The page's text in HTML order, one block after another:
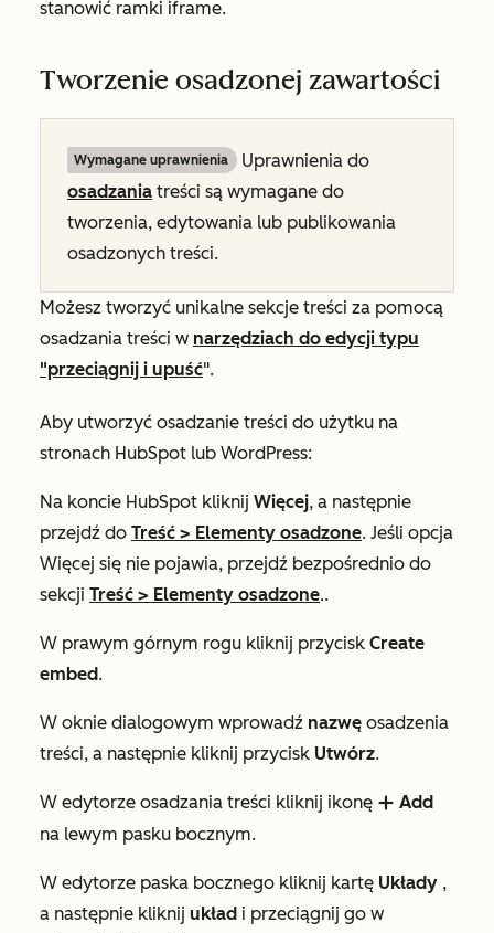
stanowić ramki iframe.
Tworzenie osadzonej zawartości
Wymagane uprawnienia
Uprawnienia do
osadzania treści są wymagane do
tworzenia, edytowania lub publikowania
osadzonych treści.
Możesz tworzyć unikalne sekcje treści za pomocą
osadzania treści w narzędziach do edycji typu
"przeciągnij i upuść".
Aby utworzyć osadzanie treści do użytku na
stronach HubSpot lub WordPress:
Na koncie HubSpot kliknij Więcej, a następnie
przejdź do Treść > Elementy osadzone. Jeśli opcja
Więcej się nie pojawia, przejdź bezpośrednio do
sekcji Treść > Elementy osadzone..
W prawym górnym rogu kliknij przycisk Create
embed.
W oknie dialogowym wprowadź nazwę osadzenia
treści, a następnie kliknij przycisk Utwórz.
W edytorze osadzania treści kliknij ikonę add Add
na lewym pasku bocznym.
W edytorze paska bocznego kliknij kartę Układy ,
a następnie kliknij układ i przeciągnij go w